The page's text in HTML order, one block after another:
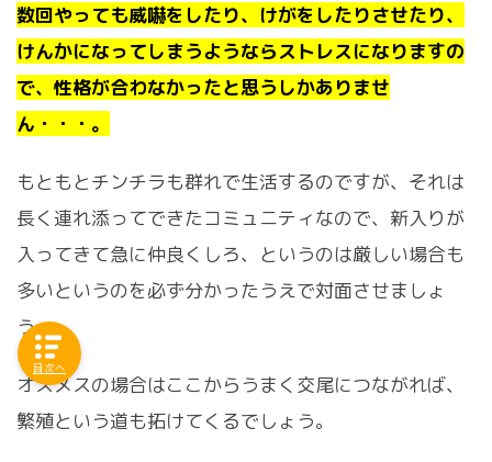
数回やっても威嚇をしたり、けがをしたりさせたり、
けんかになってしまうようならストレスになりますの
で、性格が合わなかったと思うしかありませ
ん・・・。
もともとチンチラも群れで生活するのですが、それは
長く連れ添ってできたコミュニティなので、新入りが
入ってきて急に仲良くしろ、というのは厳しい場合も
多いというのを必ず分かったうえで対面させましょ
う。
オスメスの場合はここからうまく交尾につながれば、
繁殖という道も拓けてくるでしょう。
目次へ